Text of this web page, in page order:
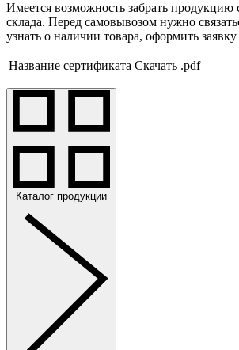
Имеется возможность забрать продукцию
склада. Перед самовывозом нужно
узнать о наличии товара, оформить
Название сертификата Скачать .pdf
Каталог продукции